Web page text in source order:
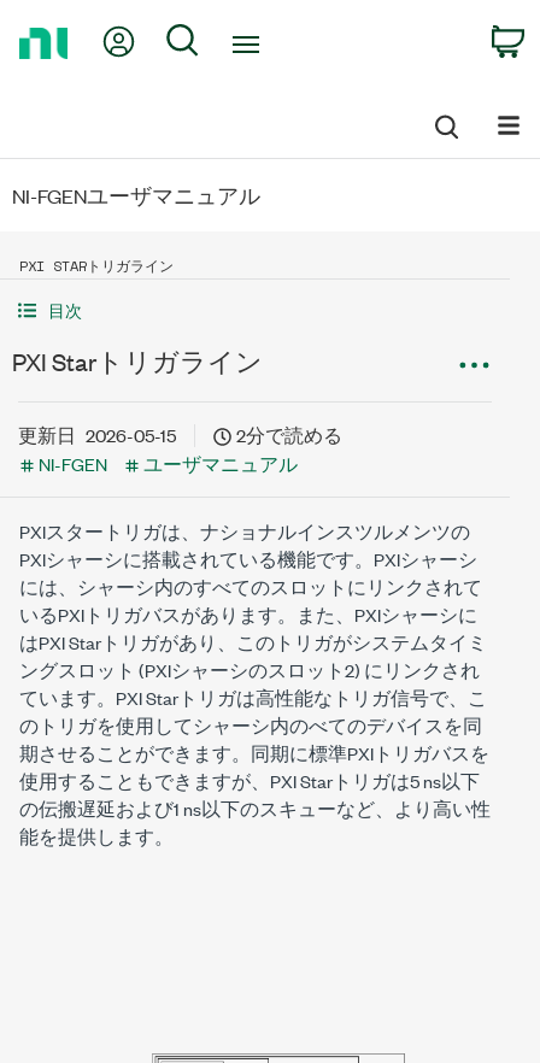
My Account
Search
NI-FGENユーザマニュアル
PXI STARトリガライン
目次
PXI Starトリガライン
更新日 2026-05-15
2分で読める
NI-FGEN
ユーザマニュアル
PXIスタートリガは、ナショナルインスツルメンツの
PXIシャーシに搭載されている機能です。PXIシャーシ
には、シャーシ内のすべてのスロットにリンクされて
いるPXIトリガバスがあります。また、PXIシャーシに
はPXI Starトリガがあり、このトリガがシステムタイミ
ングスロット (PXIシャーシのスロット2) にリンクされ
ています。PXI Starトリガは高性能なトリガ信号で、こ
のトリガを使用してシャーシ内のべてのデバイスを同
期させることができます。同期に標準PXIトリガバスを
使用することもできますが、PXI Starトリガは5 ns以下
の伝搬遅延および1 ns以下のスキューなど、より高い性
能を提供します。